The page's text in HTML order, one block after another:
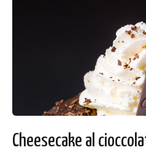
Cheesecake al